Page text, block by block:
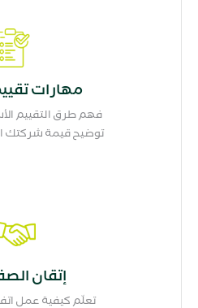
مهارات
فهم طرق التقييم
توضيح قيمة شركتك
إتقان
تعلّم كيفية عمل